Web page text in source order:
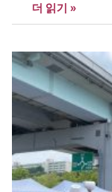
Economic
아경제연합의 최고
더 읽기 »